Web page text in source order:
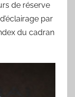
de réserve
par
du cadran